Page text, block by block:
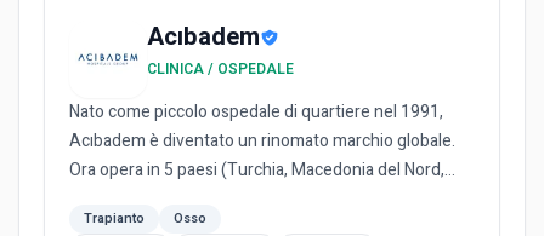
Acıbadem
CLINICA / OSPEDALE
Nato come piccolo ospedale di quartiere nel 1991,
Acıbadem è diventato un rinomato marchio globale.
Ora opera in 5 paesi (Turchia, Macedonia del Nord,
Trapianto
Osso